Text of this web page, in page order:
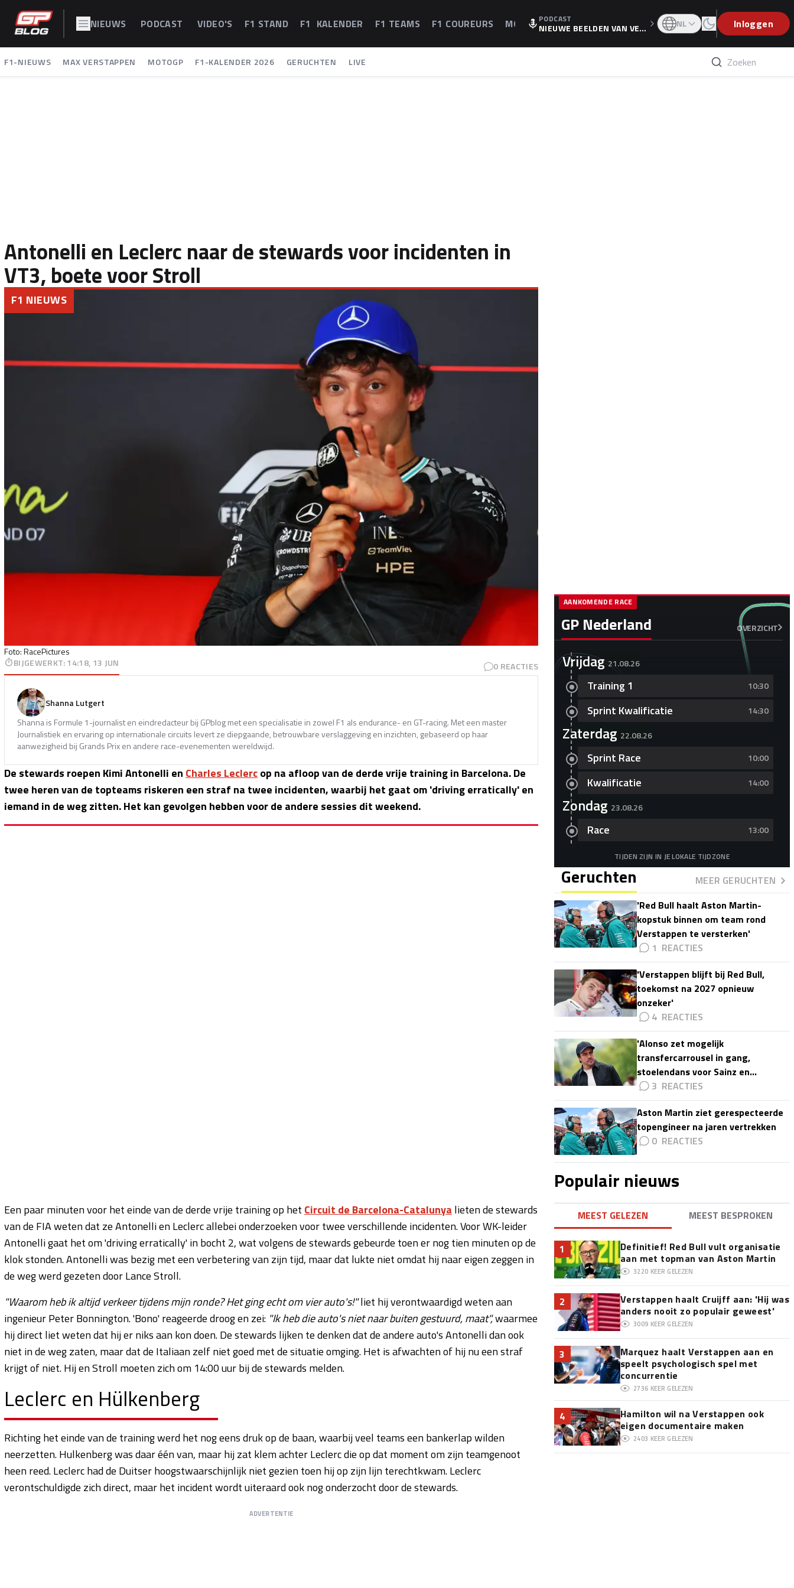
NIEUWS PODCAST VIDEO'S F1 STAND F1 KALENDER F1 TEAMS F1 COUREURS MOTOGPPODCAST
NIEUWE BEELDEN VAN VER
WEET IS ER NU GETEKEND'
NL Inloggen
F1-NIEUWS MAX VERSTAPPEN MOTOGP F1-KALENDER 2026 GERUCHTEN LIVE
Antonelli en Leclerc naar de stewards voor incidenten in
VT3, boete voor Stroll
Foto: RacePictures
F1 NIEUWS
BIJGEWERKT:14:18, 13 JUN 0 REACTIES
Shanna Lutgert
Shanna is Formule 1-journalist en eindredacteur bij GPblog met een specialisatie in zowel F1 als endurance- en GT-racing. Met een master
Journalistiek en ervaring op internationale circuits levert ze diepgaande, betrouwbare verslaggeving en inzichten, gebaseerd op haar
aanwezigheid bij Grands Prix en andere race-evenementen wereldwijd.
De stewards roepen Kimi Antonelli en Charles Leclercop na afloop van de derde vrije training in Barcelona. De
twee heren van de topteams riskeren een straf na twee incidenten, waarbij het gaat om 'driving erratically' en
iemand in de weg zitten. Het kan gevolgen hebben voor de andere sessies dit weekend.
Een paar minuten voor het einde van de derde vrije training op het Circuit de Barcelona-Catalunya lieten de stewards
van de FIA weten dat ze Antonelli en Leclerc allebei onderzoeken voor twee verschillende incidenten. Voor WK-leider
Antonelli gaat het om 'driving erratically' in bocht 2, wat volgens de stewards gebeurde toen er nog tien minuten op de
klok stonden. Antonelli was bezig met een verbetering van zijn tijd, maar dat lukte niet omdat hij naar eigen zeggen in
de weg werd gezeten door Lance Stroll.
"Waarom heb ik altijd verkeer tijdens mijn ronde? Het ging echt om vier auto's!"liet hij verontwaardigd weten aan
ingenieur Peter Bonnington. 'Bono' reageerde droog en zei: "Ik heb die auto's niet naar buiten gestuurd, maat",waarmee
hij direct liet weten dat hij er niks aan kon doen. De stewards lijken te denken dat de andere auto's Antonelli dan ook
niet in de weg zaten, maar dat de Italiaan zelf niet goed met de situatie omging. Het is afwachten of hij nu een straf
krijgt of niet. Hij en Stroll moeten zich om 14:00 uur bij de stewards melden.
Leclerc en Hülkenberg
Richting het einde van de training werd het nog eens druk op de baan, waarbij veel teams een bankerlap wilden
neerzetten. Hulkenberg was daar één van, maar hij zat klem achter Leclerc die op dat moment om zijn teamgenoot
heen reed. Leclerc had de Duitser hoogstwaarschijnlijk niet gezien toen hij op zijn lijn terechtkwam. Leclerc
verontschuldigde zich direct, maar het incident wordt uiteraard ook nog onderzocht door de stewards.
ADVERTENTIE
GP Nederland OVERZICHT
AANKOMENDE RACE
Vrijdag 21.08.26
Training 1 10:30
Sprint Kwalificatie 14:30
Zaterdag 22.08.26
Sprint Race 10:00
Kwalificatie 14:00
Zondag 23.08.26
Race 13:00
TIJDEN ZIJN IN JE LOKALE TIJDZONE
Geruchten
MEER GERUCHTEN
'Red Bull haalt Aston Martin-
kopstuk binnen om team rond
Verstappen te versterken'
1
'Verstappen blijft bij Red Bull,
toekomst na 2027 opnieuw
onzeker'
4
'Alonso zet mogelijk
transfercarrousel in gang,
stoelendans voor Sainz en
Colapinto'
3
Aston Martin ziet gerespecteerde
topengineer na jaren vertrekken
0
Populair nieuws
MEEST GELEZEN MEEST BESPROKEN
1
Definitief! Red Bull vult organisatie
aan met topman van Aston Martin
3220 KEER GELEZEN
2
Verstappen haalt Cruijff aan: 'Hij was
anders nooit zo populair geweest'
3009 KEER GELEZEN
3
Marquez haalt Verstappen aan en
speelt psychologisch spel met
concurrentie
2736 KEER GELEZEN
4
Hamilton wil na Verstappen ook
eigen documentaire maken
2403 KEER GELEZEN